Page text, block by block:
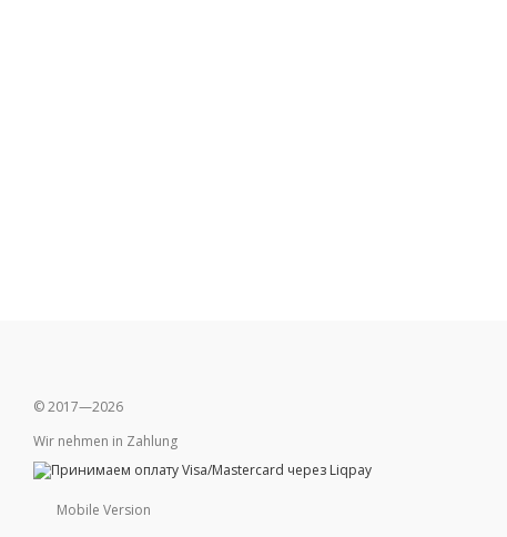
© 2017—2026
Wir nehmen in Zahlung
Mobile Version